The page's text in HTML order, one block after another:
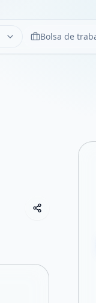
LimpiarBolsa de
Compartir
Compartir
Compartir
Compartir